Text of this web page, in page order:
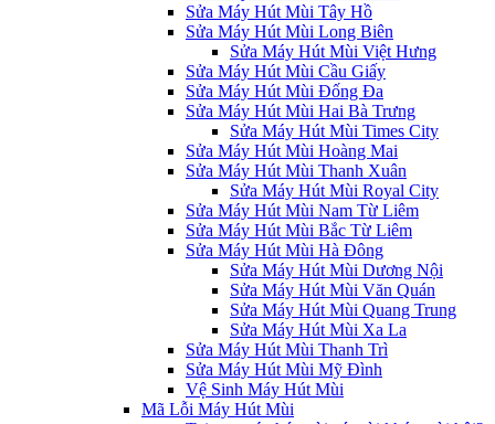
Sửa Máy Hút Mùi Tây Hồ
Sửa Máy Hút Mùi Long Biên
Sửa Máy Hút Mùi Việt Hưng
Sửa Máy Hút Mùi Cầu Giấy
Sửa Máy Hút Mùi Đống Đa
Sửa Máy Hút Mùi Hai Bà Trưng
Sửa Máy Hút Mùi Times City
Sửa Máy Hút Mùi Hoàng Mai
Sửa Máy Hút Mùi Thanh Xuân
Sửa Máy Hút Mùi Royal City
Sửa Máy Hút Mùi Nam Từ Liêm
Sửa Máy Hút Mùi Bắc Từ Liêm
Sửa Máy Hút Mùi Hà Đông
Sửa Máy Hút Mùi Dương Nội
Sửa Máy Hút Mùi Văn Quán
Sửa Máy Hút Mùi Quang Trung
Sửa Máy Hút Mùi Xa La
Sửa Máy Hút Mùi Thanh Trì
Sửa Máy Hút Mùi Mỹ Đình
Vệ Sinh Máy Hút Mùi
Mã Lỗi Máy Hút Mùi